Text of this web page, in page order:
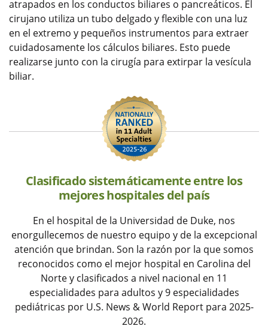
atrapados en los conductos biliares o pancreáticos. El
cirujano utiliza un tubo delgado y flexible con una luz
en el extremo y pequeños instrumentos para extraer
cuidadosamente los cálculos biliares. Esto puede
realizarse junto con la cirugía para extirpar la vesícula
biliar.
Clasificado sistemáticamente entre los
mejores hospitales del país
En el hospital de la Universidad de Duke, nos
enorgullecemos de nuestro equipo y de la excepcional
atención que brindan. Son la razón por la que somos
reconocidos como el mejor hospital en Carolina del
Norte y clasificados a nivel nacional en 11
especialidades para adultos y 9 especialidades
pediátricas por U.S. News & World Report para 2025-
2026.